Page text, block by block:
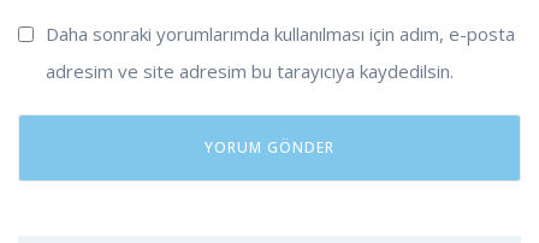
Daha sonraki yorumlarımda kullanılması için adım, e-posta
adresim ve site adresim bu tarayıcıya kaydedilsin.